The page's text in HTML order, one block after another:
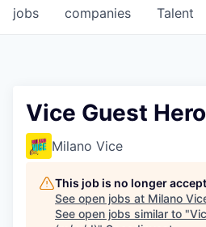
jobs companies Talent
Vice Guest
Milano Vice
This job is no longer
See open jobs at Milano
See open jobs similar to "